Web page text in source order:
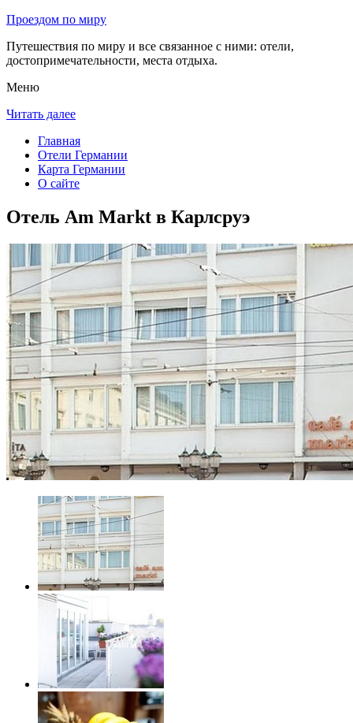
Проездом по миру
Путешествия по миру и все связанное с ними: отели,
достопримечательности, места отдыха.
Меню
Читать далее
Главная
Отели Германии
Карта Германии
О сайте
Отель Am Markt в Карлсруэ